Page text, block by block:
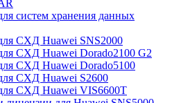
систем хранения данных
СХД Huawei SNS2000
СХД Huawei Dorado2100 G2
СХД Huawei Dorado5100
СХД Huawei S2600
СХД Huawei VIS6600T